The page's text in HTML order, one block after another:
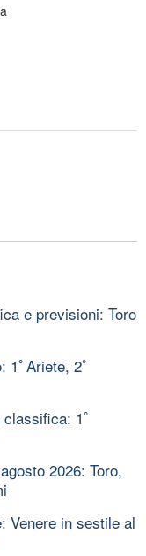
e previsioni: Toro
1ﾟAriete, 2ﾟ
1ﾟ
2026: Toro,
Venere in sestile al